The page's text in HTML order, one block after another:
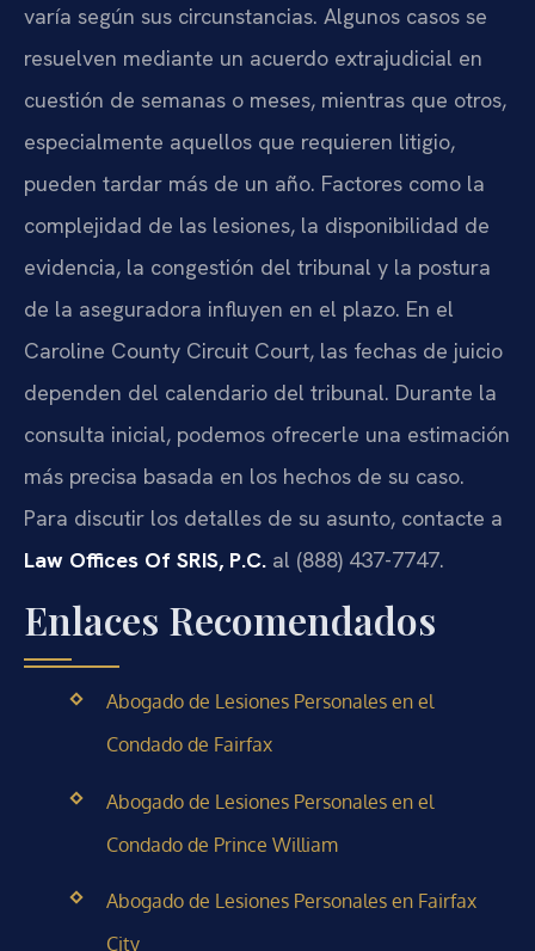
varía según sus circunstancias. Algunos casos se
resuelven mediante un acuerdo extrajudicial en
cuestión de semanas o meses, mientras que otros,
especialmente aquellos que requieren litigio,
pueden tardar más de un año. Factores como la
complejidad de las lesiones, la disponibilidad de
evidencia, la congestión del tribunal y la postura
de la aseguradora influyen en el plazo. En el
Caroline County Circuit Court, las fechas de juicio
dependen del calendario del tribunal. Durante la
consulta inicial, podemos ofrecerle una estimación
más precisa basada en los hechos de su caso.
Para discutir los detalles de su asunto, contacte a
Law Offices Of SRIS, P.C. al (888) 437-7747.
Enlaces Recomendados
Abogado de Lesiones Personales en el
Condado de Fairfax
Abogado de Lesiones Personales en el
Condado de Prince William
Abogado de Lesiones Personales en Fairfax
City